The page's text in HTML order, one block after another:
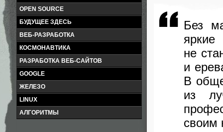
OPEN SOURCE
БУДУЩЕЕ ЗДЕСЬ
ВЕБ-РАЗРАБОТКА
КОСМОНАВТИКА
РАЗРАБОТКА ВЕБ-САЙТОВ
GOOGLE
ЖЕЛЕЗО
LINUX
АЛГОРИТМЫ
Без
не
и
В
из
своим